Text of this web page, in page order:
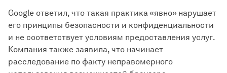
Google ответил, что такая практика «явно» нарушает
его принципы безопасности и конфиденциальности
и не соответствует условиям предоставления услуг.
Компания также заявила, что начинает
расследование по факту неправомерного